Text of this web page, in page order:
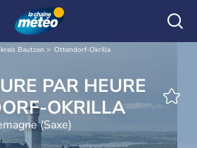
Bautzen Ottendorf-Okrilla
PAR HEURE
OKRILLA
(Saxe)